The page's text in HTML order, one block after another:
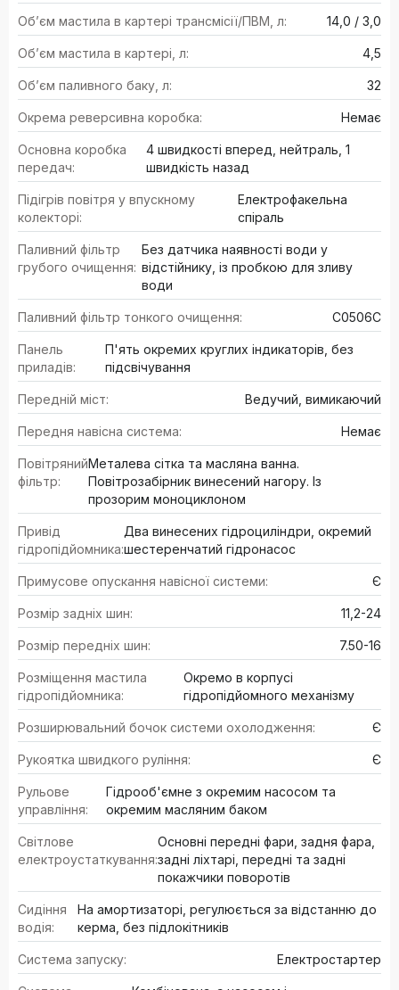
Об’єм мастила в картері трансмісії/ПВМ, л: 14,0 / 3,0
Об’єм мастила в картері, л: 4,5
Об’єм паливного баку, л: 32
Окрема реверсивна коробка: Немає
Основна коробка
передач:
4 швидкості вперед, нейтраль, 1
швидкість назад
Підігрів повітря у впускному
колекторі:
Електрофакельна
спіраль
Паливний фільтр
грубого очищення:
Без датчика наявності води у
відстійнику, із пробкою для зливу
води
Паливний фільтр тонкого очищення: C0506C
Панель
приладів:
П'ять окремих круглих індикаторів, без
підсвічування
Передній міст: Ведучий, вимикаючий
Передня навісна система: Немає
Повітряний
фільтр:
Металева сітка та масляна ванна.
Повітрозабірник винесений нагору. Із
прозорим моноциклоном
Привід
гідропідйомника:
Два винесених гідроциліндри, окремий
шестеренчатий гідронасос
Примусове опускання навісної системи: Є
Розмір задніх шин: 11,2-24
Розмір передніх шин: 7.50-16
Розміщення мастила
гідропідйомника:
Окремо в корпусі
гідропідйомного механізму
Розширювальний бочок системи охолодження: Є
Рукоятка швидкого руління: Є
Рульове
управління:
Гідрооб'ємне з окремим насосом та
окремим масляним баком
Світлове
електроустаткування:
Основні передні фари, задня фара,
задні ліхтарі, передні та задні
покажчики поворотів
Сидіння
водія:
На амортизаторі, регулюється за відстанню до
керма, без підлокітників
Система запуску: Електростартер